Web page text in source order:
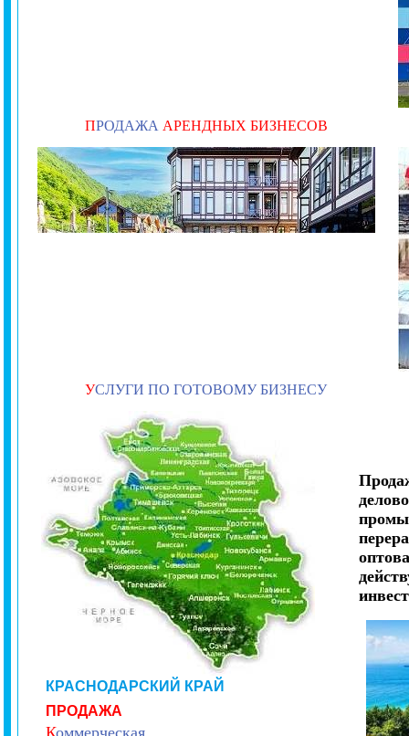
ПРОДАЖА АРЕНДНЫХ БИЗНЕСОВ
УСЛУГИ ПО ГОТОВОМУ БИЗНЕСУ
КРАСНОДАРСКИЙ КРАЙ
ПРОДАЖА
Коммерческая